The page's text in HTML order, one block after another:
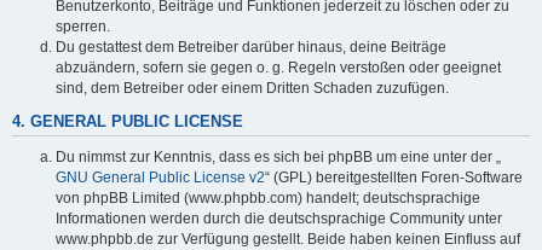
Benutzerkonto, Beiträge und Funktionen jederzeit zu löschen oder zu
sperren.
Du gestattest dem Betreiber darüber hinaus, deine Beiträge
abzuändern, sofern sie gegen o. g. Regeln verstoßen oder geeignet
sind, dem Betreiber oder einem Dritten Schaden zuzufügen.
4. GENERAL PUBLIC LICENSE
Du nimmst zur Kenntnis, dass es sich bei phpBB um eine unter der „
GNU General Public License v2“ (GPL) bereitgestellten Foren-Software
von phpBB Limited (www.phpbb.com) handelt; deutschsprachige
Informationen werden durch die deutschsprachige Community unter
www.phpbb.de zur Verfügung gestellt. Beide haben keinen Einfluss auf